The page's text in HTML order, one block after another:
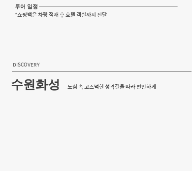
투어 일정
*쇼핑백은 차량 적재 후 호텔 객실까지 전달
수원화성 도심 속 고즈넉한 성곽길을 따라 편안하게
DISCOVERY